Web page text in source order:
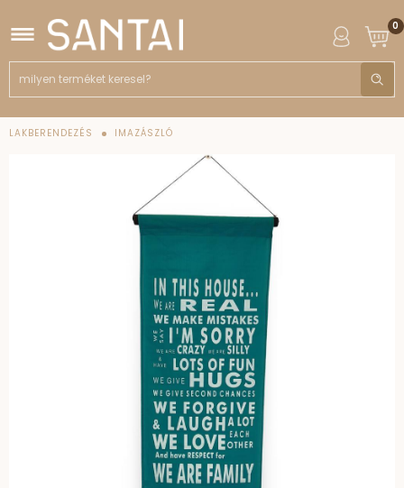
0
LAKBERENDEZÉS IMAZÁSZLÓ